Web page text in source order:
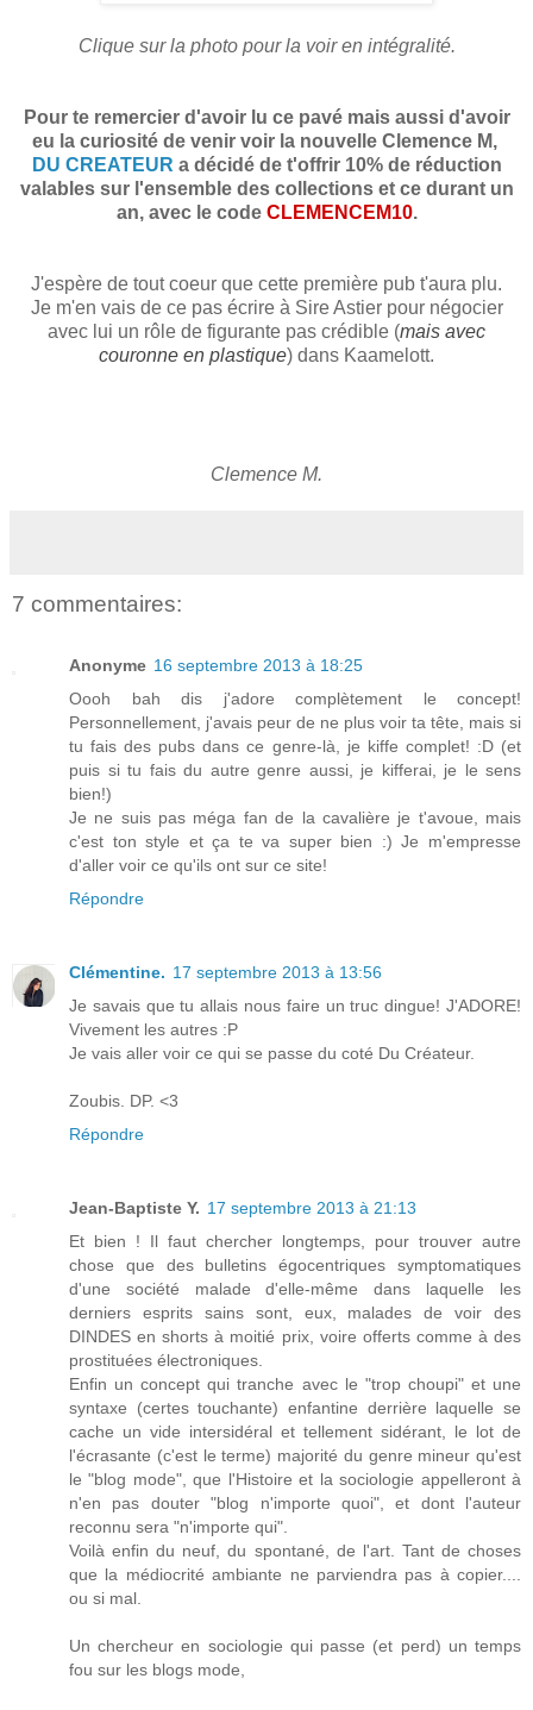
Clique sur la photo pour la voir en intégralité.
Pour te remercier d'avoir lu ce pavé mais aussi d'avoir
eu la curiosité de venir voir la nouvelle Clemence M,
DU CREATEUR a décidé de t'offrir 10% de réduction
valables sur l'ensemble des collections et ce durant un
an, avec le code CLEMENCEM10.
J'espère de tout coeur que cette première pub t'aura plu.
Je m'en vais de ce pas écrire à Sire Astier pour négocier
avec lui un rôle de figurante pas crédible (mais avec
couronne en plastique) dans Kaamelott.
Clemence M.
7 commentaires:
Anonyme 16 septembre 2013 à 18:25
Oooh bah dis j'adore complètement le concept!
Personnellement, j'avais peur de ne plus voir ta tête, mais si
tu fais des pubs dans ce genre-là, je kiffe complet! :D (et
puis si tu fais du autre genre aussi, je kifferai, je le sens
bien!)
Je ne suis pas méga fan de la cavalière je t'avoue, mais
c'est ton style et ça te va super bien :) Je m'empresse
d'aller voir ce qu'ils ont sur ce site!
Répondre
Clémentine. 17 septembre 2013 à 13:56
Je savais que tu allais nous faire un truc dingue! J'ADORE!
Vivement les autres :P
Je vais aller voir ce qui se passe du coté Du Créateur.
Zoubis. DP. <3
Répondre
Jean-Baptiste Y. 17 septembre 2013 à 21:13
Et bien ! Il faut chercher longtemps, pour trouver autre
chose que des bulletins égocentriques symptomatiques
d'une société malade d'elle-même dans laquelle les
derniers esprits sains sont, eux, malades de voir des
DINDES en shorts à moitié prix, voire offerts comme à des
prostituées électroniques.
Enfin un concept qui tranche avec le "trop choupi" et une
syntaxe (certes touchante) enfantine derrière laquelle se
cache un vide intersidéral et tellement sidérant, le lot de
l'écrasante (c'est le terme) majorité du genre mineur qu'est
le "blog mode", que l'Histoire et la sociologie appelleront à
n'en pas douter "blog n'importe quoi", et dont l'auteur
reconnu sera "n'importe qui".
Voilà enfin du neuf, du spontané, de l'art. Tant de choses
que la médiocrité ambiante ne parviendra pas à copier....
ou si mal.
Un chercheur en sociologie qui passe (et perd) un temps
fou sur les blogs mode,